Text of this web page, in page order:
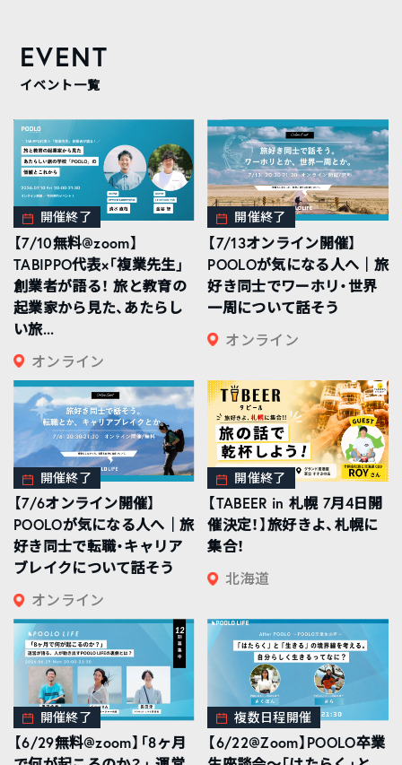
EVENT
イベント一覧
開催終了
【7/10無料@zoom】
TABIPPO代表×「複業先生」
創業者が語る！ 旅と教育の
起業家から見た、あたらし
い旅...
オンライン
開催終了
【7/13オンライン開催】
POOLOが気になる人へ｜旅
好き同士でワーホリ・世界
一周について話そう
オンライン
開催終了
【7/6オンライン開催】
POOLOが気になる人へ｜旅
好き同士で転職・キャリア
ブレイクについて話そう
オンライン
開催終了
【TABEER in 札幌 7月4日開
催決定！】旅好きよ、札幌に
集合！
北海道
開催終了
【6/29無料@zoom】「8ヶ月
複数日程開催
【6/22@Zoom】POOLO卒業